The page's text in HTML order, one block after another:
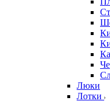
Люки
Лотки